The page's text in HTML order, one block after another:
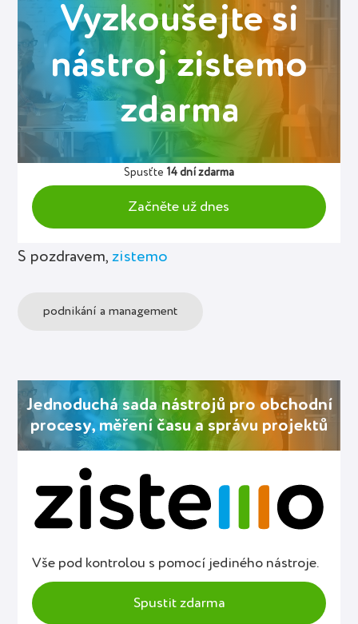
Vyzkoušejte si
nástroj zistemo
zdarma
Spusťte 14 dní zdarma
Začněte už dnes
S pozdravem,zistemo
podnikání a management
Jednoduchá sada nástrojů pro obchodní
procesy, měření času a správu projektů
Vše pod kontrolou s pomocí jediného nástroje.
Spustit zdarma